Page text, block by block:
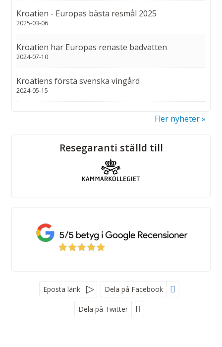
Kroatien - Europas bästa resmål 2025
2025-03-06
Kroatien har Europas renaste badvatten
2024-07-10
Kroatiens första svenska vingård
2024-05-15
Fler nyheter
Sociala medierResegaranti ställd till
Eposta länk Dela på Facebook
Dela på Twitter